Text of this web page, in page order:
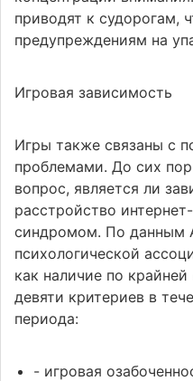
приводят к судорогам,
предупреждениям на
Игровая зависимость
Игры также связаны с
проблемами. До сих
вопрос, является ли
расстройство
синдромом. По данным
психологической
как наличие по
девяти критериев в
периода:
- игровая